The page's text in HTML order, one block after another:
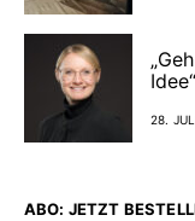
Idee“
28.
ABO: JETZT